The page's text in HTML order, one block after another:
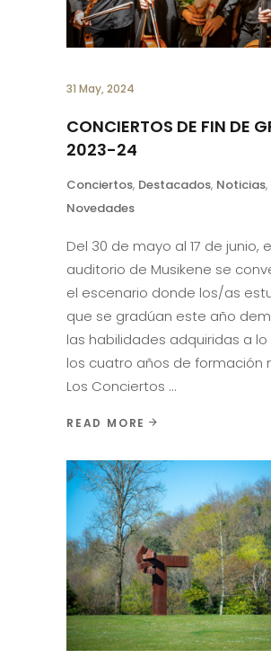
31 May, 2024
CONCIERTOS DE FIN DE
2023-24
Conciertos, Destacados, Noticias,
Novedades
Del 30 de mayo al 17 de junio,
auditorio de Musikene se
el escenario donde los/as
que se gradúan este año
las habilidades adquiridas a
los cuatro años de formación
Los Conciertos
READ MORE